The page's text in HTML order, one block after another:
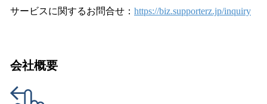
サービスに関するお問合せ： https://biz.supporterz.jp/inquiry
会社概要